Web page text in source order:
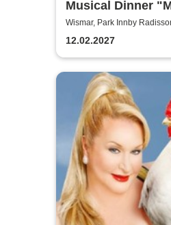
Musical Dinner
Special"
Wismar, Park Innby
12.02.2027